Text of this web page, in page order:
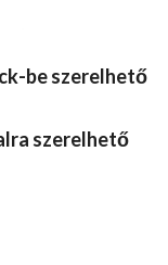
be szerelhető
szerelhető